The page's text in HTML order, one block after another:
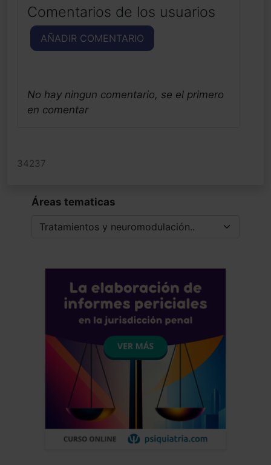
Comentarios de los usuarios
AÑADIR COMENTARIO
No hay ningun comentario, se el primero
en comentar
34237
Áreas tematicas